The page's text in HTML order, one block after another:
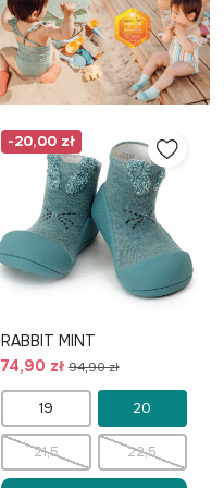
-20,00 zł
RABBIT MINT
74,90 zł94,90 zł
19 20
21,5 22,5